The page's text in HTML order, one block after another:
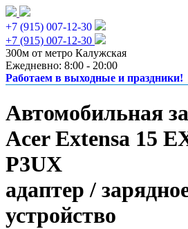
+7 (915) 007-12-30
+7 (915) 007-12-30
300м от метро Калужская
Ежедневно: 8:00 - 20:00
Работаем в выходные и праздники!
Автомобильная
Acer Extensa 15
P3UX
адаптер /
устройство